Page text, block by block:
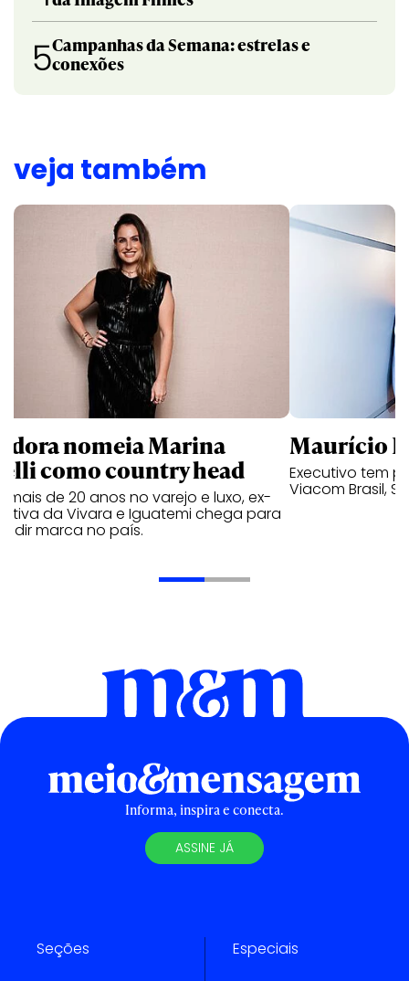
5Campanhas da Semana: estrelas e
conexões
veja também
nomeia Marina
como country head
mais de 20 anos no varejo e luxo, ex-
da Vivara e Iguatemi chega para
marca no país.
Maurício
Executivo tem
Viacom Brasil,
Informa, inspira e conecta.
ASSINE JÁ
Seções Especiais